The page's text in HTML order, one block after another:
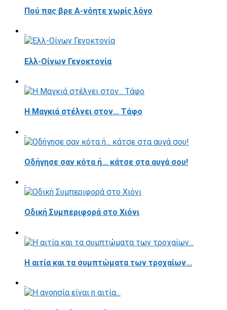
Πού πας βρε Α-νόητε χωρίς λόγο
Ελλ-Οίνων Γενοκτονία
H Μαγκιά στέλνει στον... Τάφο
Οδήγησε σαν κότα ή... κάτσε στα αυγά σου!
Οδική Συμπεριφορά στο Χιόνι
Η αιτία και τα συμπτώματα των τροχαίων...